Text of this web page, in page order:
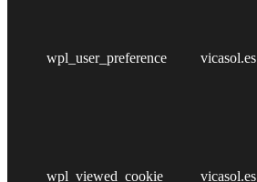
wpl_user_preference vicasol.es
wpl_viewed_cookie vicasol.es